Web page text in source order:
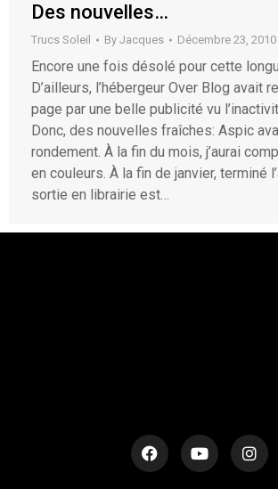
Des nouvelles…
Trucs Soleil By Jacques Décembre 23, 2010
Encore une fois désolé pour cette
D’ailleurs, l’hébergeur Over Blog avait
page par une belle publicité vu
Donc, des nouvelles fraîches: Aspic
rondement. À la fin du mois, j’aurai
en couleurs. À la fin de janvier, terminé
sortie en librairie est…